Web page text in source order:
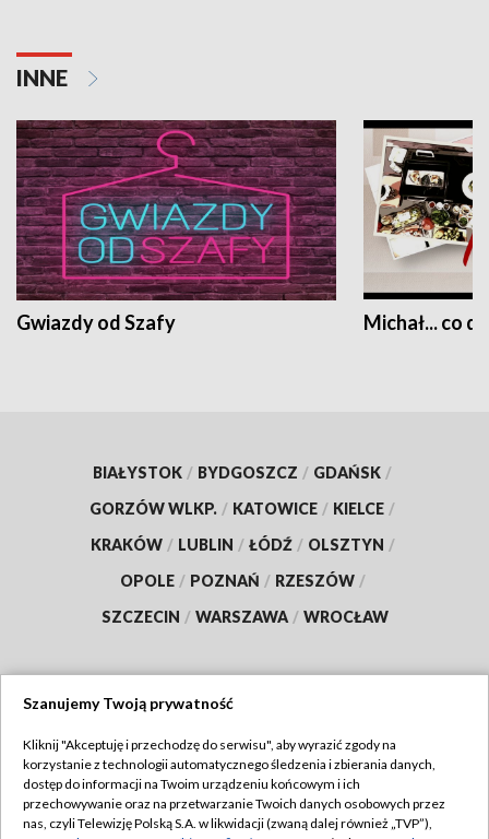
INNE
Gwiazdy od Szafy Michał... co
BIAŁYSTOK / BYDGOSZCZ / GDAŃSK /
GORZÓW WLKP. / KATOWICE / KIELCE /
KRAKÓW / LUBLIN / ŁÓDŹ / OLSZTYN /
OPOLE / POZNAŃ / RZESZÓW /
SZCZECIN / WARSZAWA / WROCŁAW
TVP
Abonament TVP
Regulamin TVP
Szanujemy Twoją prywatność
Kliknij "Akceptuję i przechodzę do serwisu", aby wyrazić zgody na
korzystanie z technologii automatycznego śledzenia i zbierania danych,
dostęp do informacji na Twoim urządzeniu końcowym i ich
przechowywanie oraz na przetwarzanie Twoich danych osobowych przez
nas, czyli Telewizję Polską S.A. w likwidacji (zwaną dalej również „TVP”),